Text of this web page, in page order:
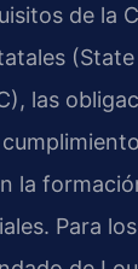
de la
las
la
Para